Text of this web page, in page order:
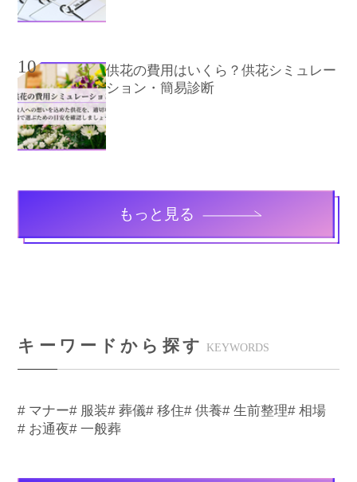
10
供花の費用はいくら？供花シミュレー
ション・簡易診断
もっと見る
キーワードから探す KEYWORDS
# マナー# 服装# 葬儀# 移住# 供養# 生前整理# 相場
# お通夜# 一般葬